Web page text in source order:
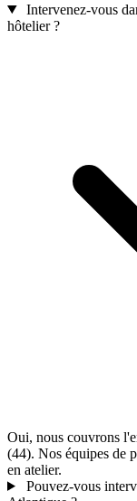
Intervenez-vous
hôtelier ?
Oui, nous couvrons
(44). Nos équipes de
en atelier.
Pouvez-vous